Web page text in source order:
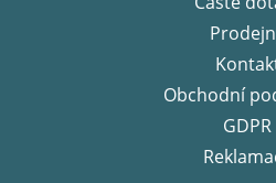
Obchodní
GDPR